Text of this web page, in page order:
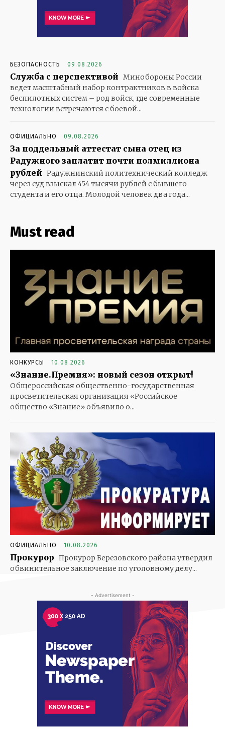
БЕЗОПАСНОСТЬ 09.08.2026
Служба с перспективой Минобороны России
ведет масштабный набор контрактников в войска
беспилотных систем – род войск, где современные
технологии встречаются с боевой...
ОФИЦИАЛЬНО 09.08.2026
За поддельный аттестат сына отец из
Радужного заплатит почти полмиллиона
рублей Радужнинский политехнический колледж
через суд взыскал 454 тысячи рублей с бывшего
студента и его отца. Молодой человек два года...
Must read
КОНКУРСЫ 10.08.2026
«Знание.Премия»: новый сезон открыт!
Общероссийская общественно-государственная
просветительская организация «Российское
общество «Знание» объявило о...
ОФИЦИАЛЬНО 10.08.2026
Прокурор Прокурор Березовского района утвердил
обвинительное заключение по уголовному делу...
- Advertisement -